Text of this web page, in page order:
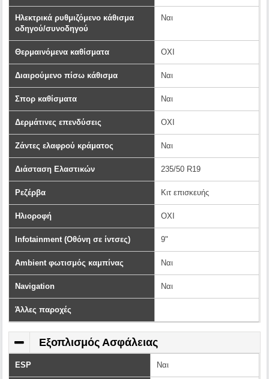
Ηλεκτρικά ρυθμιζόμενο κάθισμα
οδηγού/συνοδηγού
Ναι
Θερμαινόμενα καθίσματα ΟΧΙ
Διαιρούμενο πίσω κάθισμα Ναι
Σπορ καθίσματα Ναι
Δερμάτινες επενδύσεις ΟΧΙ
Ζάντες ελαφρού κράματος Ναι
Διάσταση Ελαστικών 235/50 R19
Ρεζέρβα Κιτ επισκευής
Ηλιοροφή ΟΧΙ
Infotainment (Οθόνη σε ίντσες) 9"
Ambient φωτισμός καμπίνας Ναι
Navigation Ναι
Άλλες παροχές
Εξοπλισμός Ασφάλειας
ESP Ναι